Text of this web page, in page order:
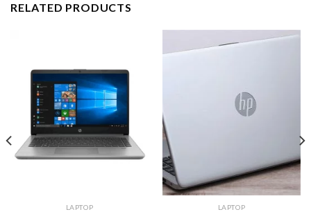
RELATED PRODUCTS
LAPTOP LAPTOP